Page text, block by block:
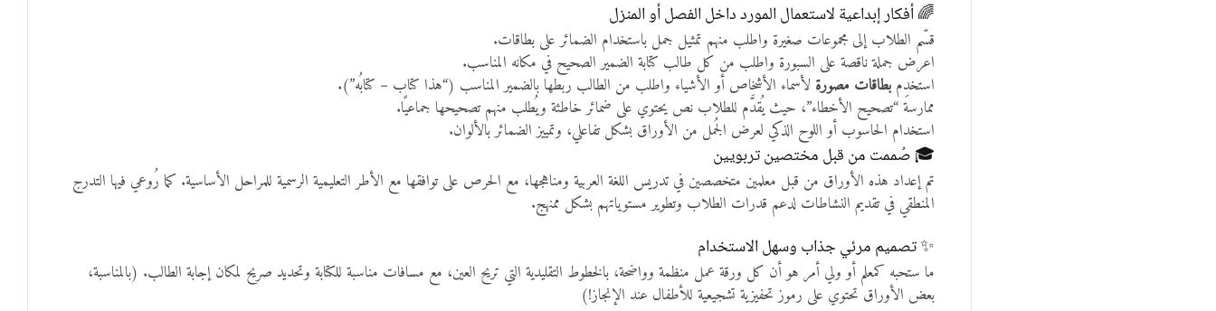
🌈 أفكار إبداعية لاستعمال المورد داخل الفصل أو المنزل
قسّم الطلاب إلى مجموعات صغيرة واطلب منهم تمثيل جمل باستخدام الضمائر على بطاقات.
اعرض جملة ناقصة على السبورة واطلب من كل طالب كتابة الضمير الصحيح في مكانه المناسب.
استخدِم بطاقات مصورة لأسماء الأشخاص أو الأشياء واطلب من الطالب ربطها بالضمير المناسب (“هذا كتاب – كتابُه”).
ممارسة “تصحيح الأخطاء”، حيث يُقدَّم للطلاب نص يحتوي على ضمائر خاطئة ويُطلب منهم تصحيحها جماعيًا.
استخدام الحاسوب أو اللوح الذكي لعرض الجُمل من الأوراق بشكل تفاعلي، وتمييز الضمائر بالألوان.
🎓 صُممت من قبل مختصين تربويين
تم إعداد هذه الأوراق من قبل معلمين متخصصين في تدريس اللغة العربية ومناهجها، مع الحرص على توافقها مع الأطر التعليمية الرسمية للمراحل الأساسية. كما رُوعي فيها التدرج
المنطقي في تقديم النشاطات لدعم قدرات الطلاب وتطوير مستوياتهم بشكل ممنهج.
✨ تصميم مرئي جذاب وسهل الاستخدام
ما ستحبه كمعلم أو ولي أمر هو أن كل ورقة عمل منظمة وواضحة، بالخطوط التقليدية التي تريح العين، مع مسافات مناسبة للكتابة وتحديد صريح لمكان إجابة الطالب. (بالمناسبة،
بعض الأوراق تحتوي على رموز تحفيزية تشجيعية للأطفال عند الإنجاز!)